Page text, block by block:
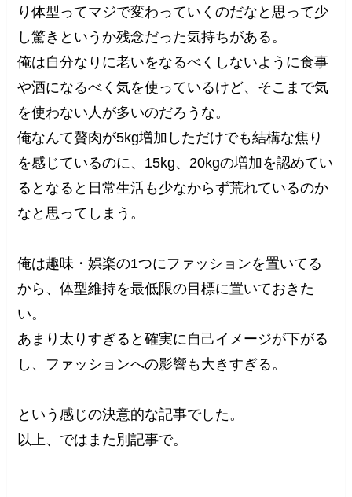
り体型ってマジで変わっていくのだなと思って少
し驚きというか残念だった気持ちがある。
俺は自分なりに老いをなるべくしないように食事
や酒になるべく気を使っているけど、そこまで気
を使わない人が多いのだろうな。
俺なんて贅肉が5kg増加しただけでも結構な焦り
を感じているのに、15kg、20kgの増加を認めてい
るとなると日常生活も少なからず荒れているのか
なと思ってしまう。
俺は趣味・娯楽の1つにファッションを置いてる
から、体型維持を最低限の目標に置いておきた
い。
あまり太りすぎると確実に自己イメージが下がる
し、ファッションへの影響も大きすぎる。
という感じの決意的な記事でした。
以上、ではまた別記事で。